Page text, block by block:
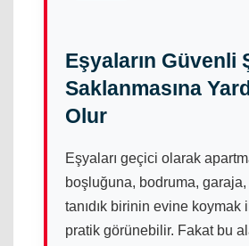
Eşyaların Güvenli
Saklanmasına
Olur
Eşyaları geçici olarak
boşluğuna, bodruma,
tanıdık birinin evine koymak
pratik görünebilir. Fakat bu